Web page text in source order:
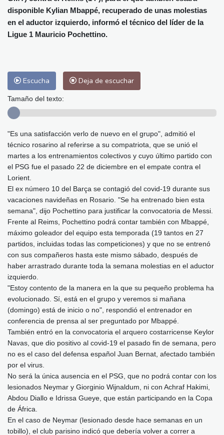
Las Palmas de Gran Canaria
24 °C
Ibiza
28 °C Buenos Aires
6 °C
Caracas
24 °C
disponible Kylian Mbappé, recuperado de unas molestias
en el aductor izquierdo, informó el técnico del líder de la
Ligue 1 Mauricio Pochettino.
Escucha Deja de escuchar
Tamaño del texto:
"Es una satisfacción verlo de nuevo en el grupo", admitió el
técnico rosarino al referirse a su compatriota, que se unió el
martes a los entrenamientos colectivos y cuyo último partido con
el PSG fue el pasado 22 de diciembre en el empate contra el
Lorient.
El ex número 10 del Barça se contagió del covid-19 durante sus
vacaciones navideñas en Rosario. "Se ha entrenado bien esta
semana", dijo Pochettino para justificar la convocatoria de Messi.
Frente al Reims, Pochettino podrá contar también con Mbappé,
máximo goleador del equipo esta temporada (19 tantos en 27
partidos, incluidas todas las competiciones) y que no se entrenó
con sus compañeros hasta este mismo sábado, después de
haber arrastrado durante toda la semana molestias en el aductor
izquierdo.
"Estoy contento de la manera en la que su pequeño problema ha
evolucionado. Sí, está en el grupo y veremos si mañana
(domingo) está de inicio o no", respondió el entrenador en
conferencia de prensa al ser preguntado por Mbappé.
También entró en la convocatoria el arquero costarricense Keylor
Navas, que dio positivo al covid-19 el pasado fin de semana, pero
no es el caso del defensa español Juan Bernat, afectado también
por el virus.
No será la única ausencia en el PSG, que no podrá contar con los
lesionados Neymar y Giorginio Wijnaldum, ni con Achraf Hakimi,
Abdou Diallo e Idrissa Gueye, que están participando en la Copa
de África.
En el caso de Neymar (lesionado desde hace semanas en un
tobillo), el club parisino indicó que debería volver a correr a